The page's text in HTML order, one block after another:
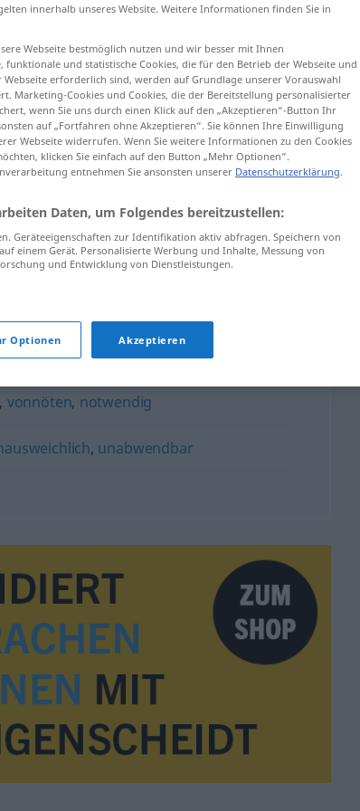
,(unbedingt) notwendig
, vonnöten, notwendig
, unabwendbar
innerhalb unseres Website. Weitere Informationen finden Sie in
Webseite bestmöglich nutzen und wir besser mit Ihnen
und statistische Cookies, die für den Betrieb der Webseite und
erforderlich sind, werden auf Grundlage unserer Vorauswahl
Marketing-Cookies und Cookies, die der Bereitstellung personalisierter
wenn Sie uns durch einen Klick auf den „Akzeptieren“-Button Ihr
auf „Fortfahren ohne Akzeptieren“. Sie können Ihre Einwilligung
Webseite widerrufen. Wenn Sie weitere Informationen zu den Cookies
klicken Sie einfach auf den Button „Mehr Optionen“.
entnehmen Sie ansonsten unserer Datenschutzerklärung.
Daten, um Folgendes bereitzustellen:
Geräteeigenschaften zur Identifikation aktiv abfragen. Speichern von
einem Gerät. Personalisierte Werbung und Inhalte, Messung von
und Entwicklung von Dienstleistungen.
Optionen Akzeptieren